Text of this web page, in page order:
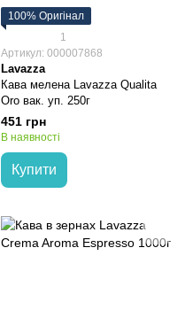
100% Оригінал
1
Артикул: 000007868
Lavazza
Кава мелена Lavazza Qualita
Oro вак. уп. 250г
451 грн
В наявності
Купити